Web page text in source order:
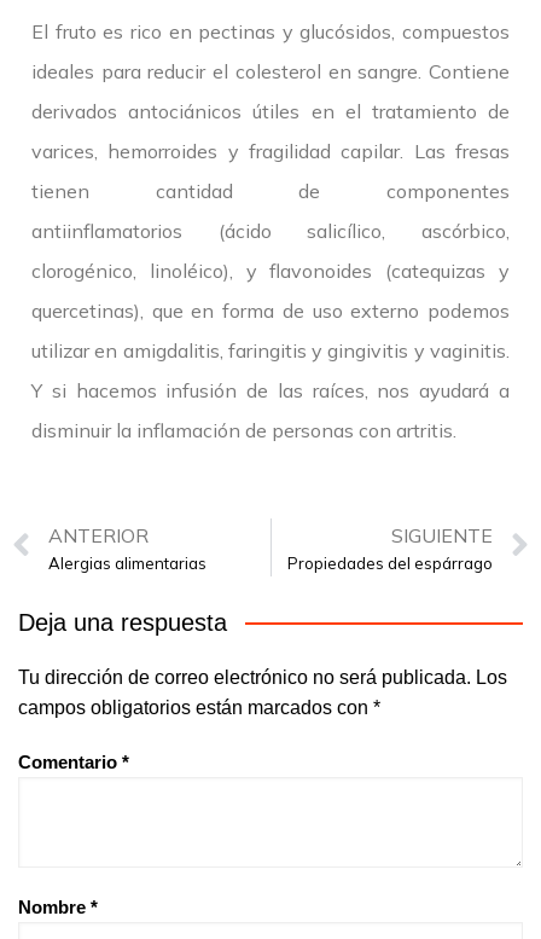
El fruto es rico en pectinas y glucósidos, compuestos
ideales para reducir el colesterol en sangre. Contiene
derivados antociánicos útiles en el tratamiento de
varices, hemorroides y fragilidad capilar. Las fresas
tienen cantidad de componentes
antiinflamatorios (ácido salicílico, ascórbico,
clorogénico, linoléico), y flavonoides (catequizas y
quercetinas), que en forma de uso externo podemos
utilizar en amigdalitis, faringitis y gingivitis y vaginitis.
Y si hacemos infusión de las raíces, nos ayudará a
disminuir la inflamación de personas con artritis.
ANTERIOR
Alergias alimentarias
SIGUIENTE
Propiedades del espárrago
Deja una respuesta
Tu dirección de correo electrónico no será publicada. Los
campos obligatorios están marcados con *
Comentario *
Nombre *